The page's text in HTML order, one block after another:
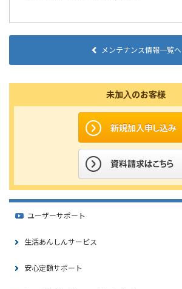
メンテナンス情報一覧へ
未加入のお客様
ユーザーサポート
生活あんしんサービス
安心定額サポート